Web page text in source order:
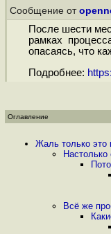
Сообщение от
После шести
рамках
опасаясь, что
Подробнее:
Оглавление
Жаль только это
Всё же